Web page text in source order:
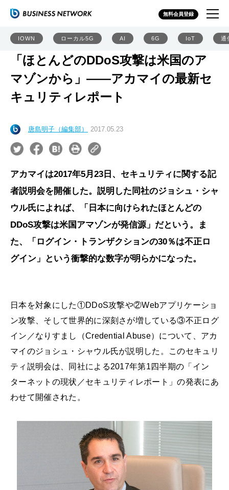
無料会員登録
IOWN ローカル5G AI 6G IoT 通
「ほとんどのDDoS攻撃は米国のア
マゾンから」――アカマイの最新セ
キュリティレポート
唐島明子（編集部） 2017.05.23
アカマイは2017年5月23日、セキュリティに関する記
者説明会を開催した。説明した同社のジョシュ・シャ
ウル氏によれば、「日本に向けられたほとんどの
DDoS攻撃は米国アマゾンが発信源」だという。ま
た、「ログイン・トランザクションの30％は不正ロ
グイン」という衝撃的な数字が明らかになった。
日本を対象にした①DDoS攻撃や②Webアプリケーショ
ン攻撃、そして世界的に深刻さが増している③不正ログ
イン／なりすまし（Credential Abuse）について、アカ
マイのジョシュ・シャウル氏が説明した。このセキュリ
ティ説明会は、同社による2017年第1四半期の「イン
ターネットの現状／セキュリティレポート」の発表にあ
わせて開催された。